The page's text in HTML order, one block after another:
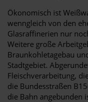
Ökonomisch ist
wenngleich von den
Glasraffinerien nur
Weitere große
Braunkohletagebau
Stadtgebiet.
Fleischverarbeitung,
die Bundesstraßen
die Bahn angebunden